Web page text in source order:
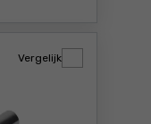
Vergelijk